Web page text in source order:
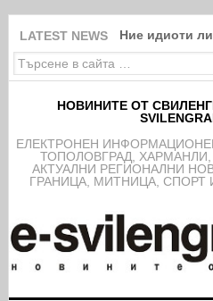
LATEST NEWS Ние идиоти ли
НОВИНИТЕ ОТ
EЛЕКТРОНЕН
ТОПОЛОВГРАД,
АКТУАЛНИ РЕГИОНАЛНИ
ГРАНИЦА, МИТНИЦА, СПОРТ